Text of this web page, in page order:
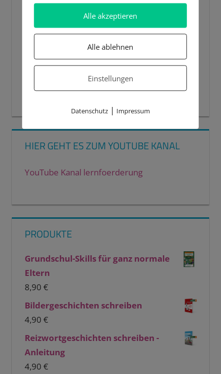
HIER GEHT ES ZUM YOUTUBE KANAL
YouTube Kanal lernfoerderung
PRODUKTE
Grundschul-Skills für ganz normale
Eltern
8,90 €
Bildergeschichten schreiben
4,90 €
Reizwortgeschichten schreiben -
Anleitung
4,90 €
Alle akzeptieren
Alle ablehnen
Einstellungen
Datenschutz| Impressum